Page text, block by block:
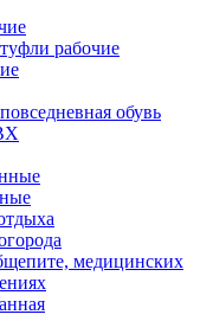
рабочие
обувь
медицинских